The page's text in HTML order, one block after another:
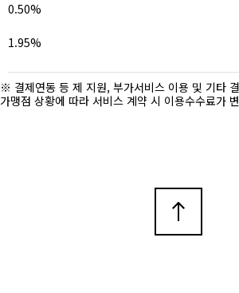
0.50%
1.95%
※ 결제연동 등 제 지원, 부가서비스 이용 및 기타
가맹점 상황에 따라 서비스 계약 시 이용수수료가